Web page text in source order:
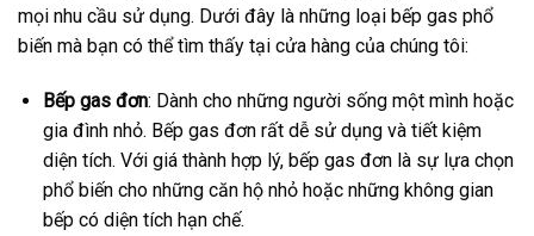
mọi nhu cầu sử dụng. Dưới đây là những loại bếp gas phổ
biến mà bạn có thể tìm thấy tại cửa hàng của chúng tôi:
Bếp gas đơn: Dành cho những người sống một mình hoặc
gia đình nhỏ. Bếp gas đơn rất dễ sử dụng và tiết kiệm
diện tích. Với giá thành hợp lý, bếp gas đơn là sự lựa chọn
phổ biến cho những căn hộ nhỏ hoặc những không gian
bếp có diện tích hạn chế.